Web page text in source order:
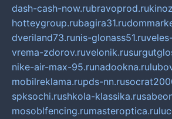
dash-cash-now.rubravoprod.ru
hotteygroup.rubagira31.ru
dveriland73.runis-glonass51.ru
vrema-zdorov.ruvelonik.ru
nike-air-max-95.runadookna.ru
mobilreklama.rupds-nn.ru
spksochi.rushkola-klassika.ru
mosoblfencing.rumasteroptica.ru